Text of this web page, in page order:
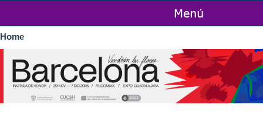
You are here
Home